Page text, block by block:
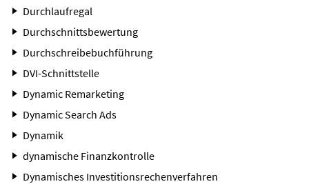
Durchlaufregal
Durchschnittsbewertung
Durchschreibebuchführung
DVI-Schnittstelle
Dynamic Remarketing
Dynamic Search Ads
Dynamik
dynamische Finanzkontrolle
Dynamisches Investitionsrechenverfahren